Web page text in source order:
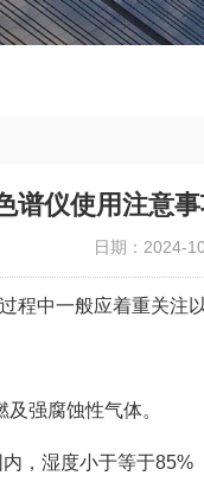
谱仪使用注意
日期：2024-
程中一般应着重关注
强腐蚀性气体。
，湿度小于等于